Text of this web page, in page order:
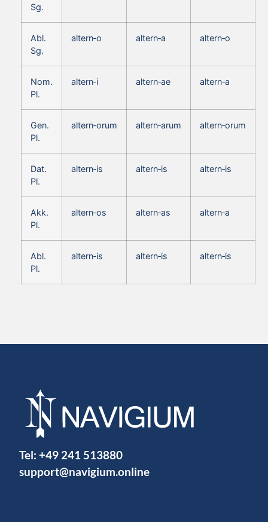
Sg.
Abl.
Sg.
altern‑o altern‑a altern‑o
Nom.
Pl.
altern‑i altern‑ae altern‑a
Gen.
Pl.
altern‑orum altern‑arum altern‑orum
Dat.
Pl.
altern‑is altern‑is altern‑is
Akk.
Pl.
altern‑os altern‑as altern‑a
Abl.
Pl.
altern‑is altern‑is altern‑is
Tel: +49 241 513880
support@navigium.online